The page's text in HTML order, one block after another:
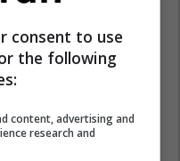
consent to use
the following
content, advertising and
research and